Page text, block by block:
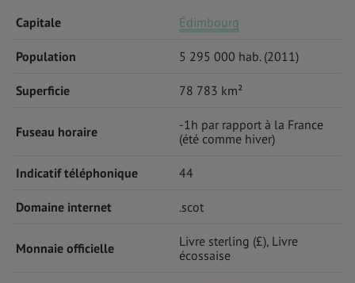
Capitale Édimbourg
Population 5 295 000 hab. (2011)
Superficie 78 783 km²
Fuseau horaire
-1h par rapport à la France
(été comme hiver)
Indicatif téléphonique 44
Domaine internet .scot
Monnaie officielle
Livre sterling (£), Livre
écossaise